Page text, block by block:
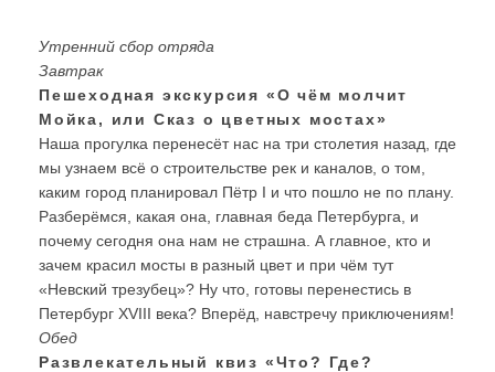
Утренний сбор отряда
Завтрак
Пешеходная экскурсия «О чём молчит
Мойка, или Сказ о цветных мостах»
Наша прогулка перенесёт нас на три столетия назад, где
мы узнаем всё о строительстве рек и каналов, о том,
каким город планировал Пётр I и что пошло не по плану.
Разберёмся, какая она, главная беда Петербурга, и
почему сегодня она нам не страшна. А главное, кто и
зачем красил мосты в разный цвет и при чём тут
«Невский трезубец»? Ну что, готовы перенестись в
Петербург XVIII века? Вперёд, навстречу приключениям!
Обед
Развлекательный квиз «Что? Где?